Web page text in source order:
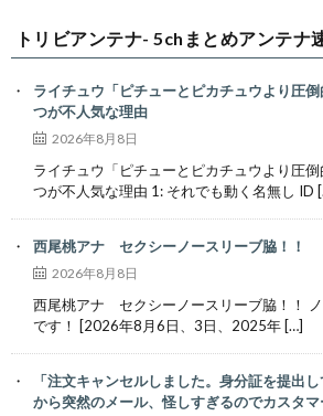
トリビアンテナ- 5chまとめアンテナ
ライチュウ「ピチューとピカチュウより圧
つが不人気な理由
2026年8月8日
ライチュウ「ピチューとピカチュウより圧
つが不人気な理由 1: それでも動く名無し ID
西尾桃アナ セクシーノースリーブ脇！！
2026年8月8日
西尾桃アナ セクシーノースリーブ脇！！
です！ [2026年8月6日、3日、2025年 […]
「注文キャンセルしました。身分証を提出
から突然のメール、怪しすぎるのでカスタ